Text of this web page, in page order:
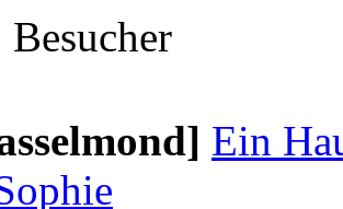
Besucher
Ein